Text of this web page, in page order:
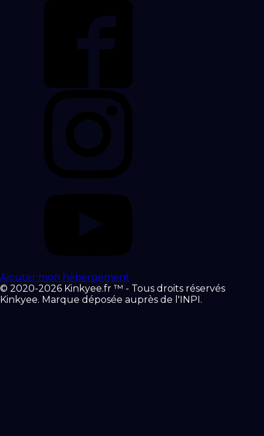
Ajouter mon hébergement
© 2020-2026 Kinkyee.fr ™ - Tous droits réservés
Kinkyee. Marque déposée auprès de l'INPI.